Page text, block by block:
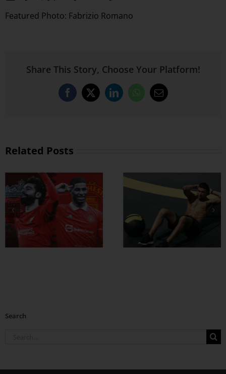
Featured Photo: Fabrizio Romano
Share This Story, Choose Your Platform!
Facebook
X LinkedInWhatsApp
Email
Related Posts
ထိထိရောက်ရောက်
ဗိုက်ခေါက် အဆီ
တွေ ချဖို့
Search